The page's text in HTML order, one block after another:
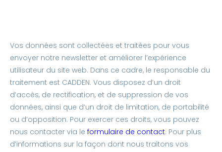
Vos données sont collectées et traitées pour vous
envoyer notre newsletter et améliorer l’expérience
utilisateur du site web. Dans ce cadre, le responsable du
traitement est CADDEN. Vous disposez d’un droit
d’accès, de rectification, et de suppression de vos
données, ainsi que d’un droit de limitation, de portabilité
ou d’opposition. Pour exercer ces droits, vous pouvez
nous contacter via le formulaire de contact. Pour plus
d’informations sur la façon dont nous traitons vos